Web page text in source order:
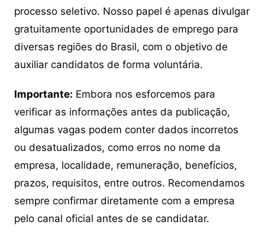
processo seletivo. Nosso papel é apenas divulgar
gratuitamente oportunidades de emprego para
diversas regiões do Brasil, com o objetivo de
auxiliar candidatos de forma voluntária.
Importante: Embora nos esforcemos para
verificar as informações antes da publicação,
algumas vagas podem conter dados incorretos
ou desatualizados, como erros no nome da
empresa, localidade, remuneração, benefícios,
prazos, requisitos, entre outros. Recomendamos
sempre confirmar diretamente com a empresa
pelo canal oficial antes de se candidatar.